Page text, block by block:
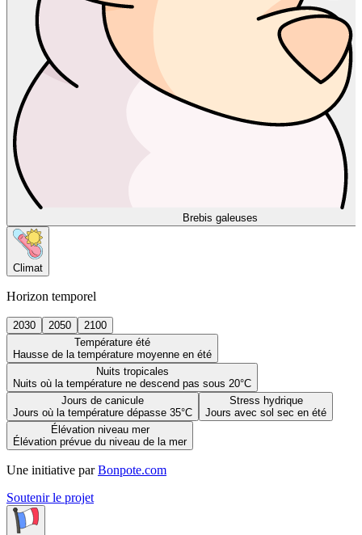
Brebis galeuses
Climat
Horizon temporel
2030 2050
2100
Température été
Hausse de la température moyenne en été
Nuits tropicales
Nuits où la température ne descend pas sous 20°C
Jours de canicule
Jours où la température dépasse 35°C
Stress hydrique
Jours avec sol sec en été
Élévation niveau mer
Élévation prévue du niveau de la mer
Une initiative par Bonpote.com
Soutenir le projet